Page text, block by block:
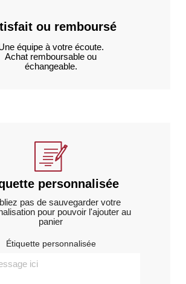
ou remboursé
équipe à votre écoute.
Achat remboursable ou
échangeable.
personnalisée
pas de sauvegarder votre
pour pouvoir l'ajouter au
panier
Étiquette personnalisée